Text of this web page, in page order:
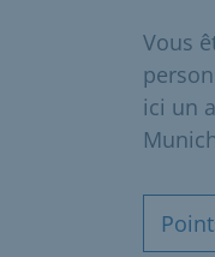
Vous
ici un